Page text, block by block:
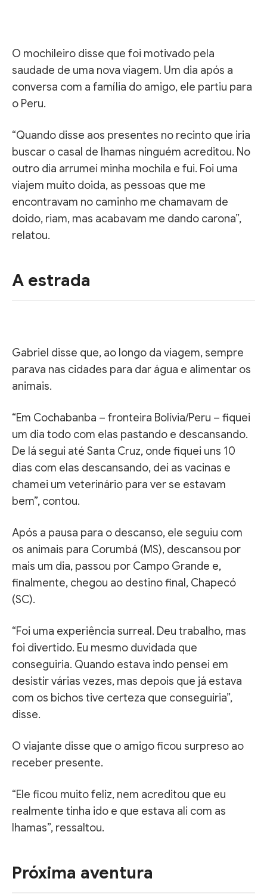
O mochileiro disse que foi motivado pela
saudade de uma nova viagem. Um dia após a
conversa com a família do amigo, ele partiu para
o Peru.
“Quando disse aos presentes no recinto que iria
buscar o casal de lhamas ninguém acreditou. No
outro dia arrumei minha mochila e fui. Foi uma
viajem muito doida, as pessoas que me
encontravam no caminho me chamavam de
doido, riam, mas acabavam me dando carona”,
relatou.
A estrada
Gabriel disse que, ao longo da viagem, sempre
parava nas cidades para dar água e alimentar os
animais.
“Em Cochabanba – fronteira Bolívia/Peru – fiquei
um dia todo com elas pastando e descansando.
De lá segui até Santa Cruz, onde fiquei uns 10
dias com elas descansando, dei as vacinas e
chamei um veterinário para ver se estavam
bem”, contou.
Após a pausa para o descanso, ele seguiu com
os animais para Corumbá (MS), descansou por
mais um dia, passou por Campo Grande e,
finalmente, chegou ao destino final, Chapecó
(SC).
“Foi uma experiência surreal. Deu trabalho, mas
foi divertido. Eu mesmo duvidada que
conseguiria. Quando estava indo pensei em
desistir várias vezes, mas depois que já estava
com os bichos tive certeza que conseguiria”,
disse.
O viajante disse que o amigo ficou surpreso ao
receber presente.
“Ele ficou muito feliz, nem acreditou que eu
realmente tinha ido e que estava ali com as
lhamas”, ressaltou.
Próxima aventura